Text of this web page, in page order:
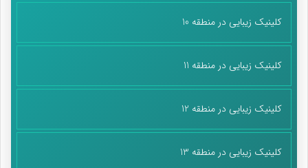
کلینیک زیبایی در منطقه 10
کلینیک زیبایی در منطقه 11
کلینیک زیبایی در منطقه 12
کلینیک زیبایی در منطقه 13